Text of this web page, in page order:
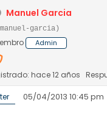
Manuel Garcia
garcia)
Admin
hace 12 años
05/04/2013 10:45 pm